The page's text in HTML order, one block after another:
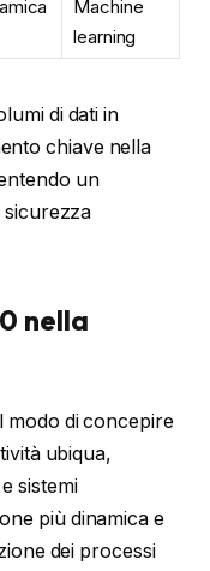
Machine
learning
di dati in
chiave nella
un
sicurezza
nella
modo di concepire
ubiqua,
sistemi
più dinamica e
dei processi